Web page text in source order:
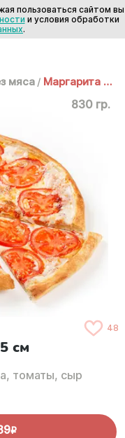
мяса / Маргарита 35 см
830 гр.
48
см
томаты, сыр
R
пользоваться сайтом вы
и условия обработки
.